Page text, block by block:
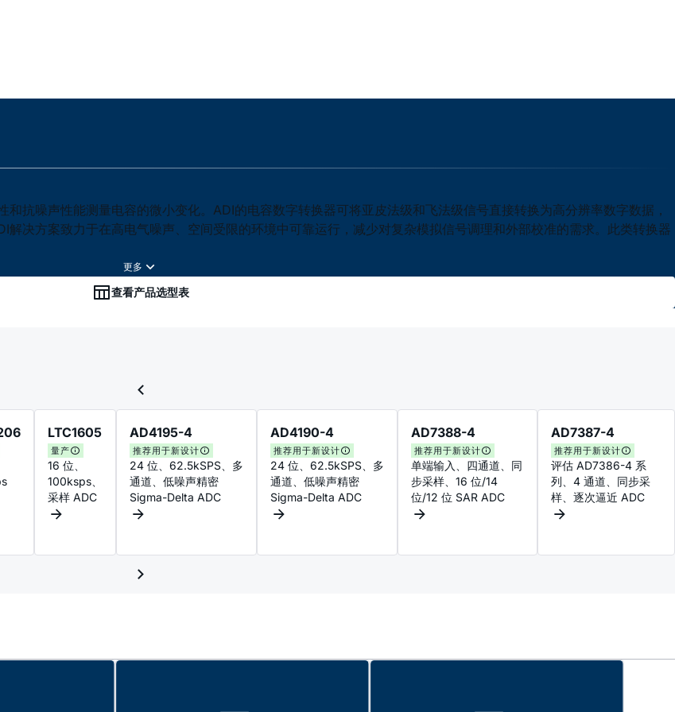
抗噪声性能测量电容的微小变化。ADI的电容数字转换器可将亚皮法级和飞法级信号直接转换为高分辨率数字数据，
决方案致力于在高电气噪声、空间受限的环境中可靠运行，减少对复杂模拟信号调理和外部校准的需求。此类转换器
查看产品选型表
LTC1605
量产
16 位、
100ksps、
采样 ADC
AD4195-4
推荐用于新设计
24 位、62.5kSPS、多
通道、低噪声精密
Sigma-Delta ADC
AD4190-4
推荐用于新设计
24 位、62.5kSPS、多
通道、低噪声精密
Sigma-Delta ADC
AD7388-4
推荐用于新设计
单端输入、四通道、同
步采样、16 位/14
位/12 位 SAR ADC
AD7387-4
推荐用于新设计
评估 AD7386-4 系
列、4 通道、同步采
样、逐次逼近 ADC